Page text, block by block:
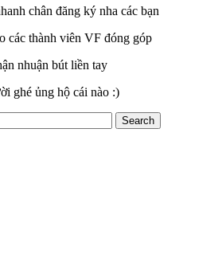
chân đăng ký nha các bạn
các thành viên VF đóng góp
nhuận bút liền tay
ghé ủng hộ cái nào :)